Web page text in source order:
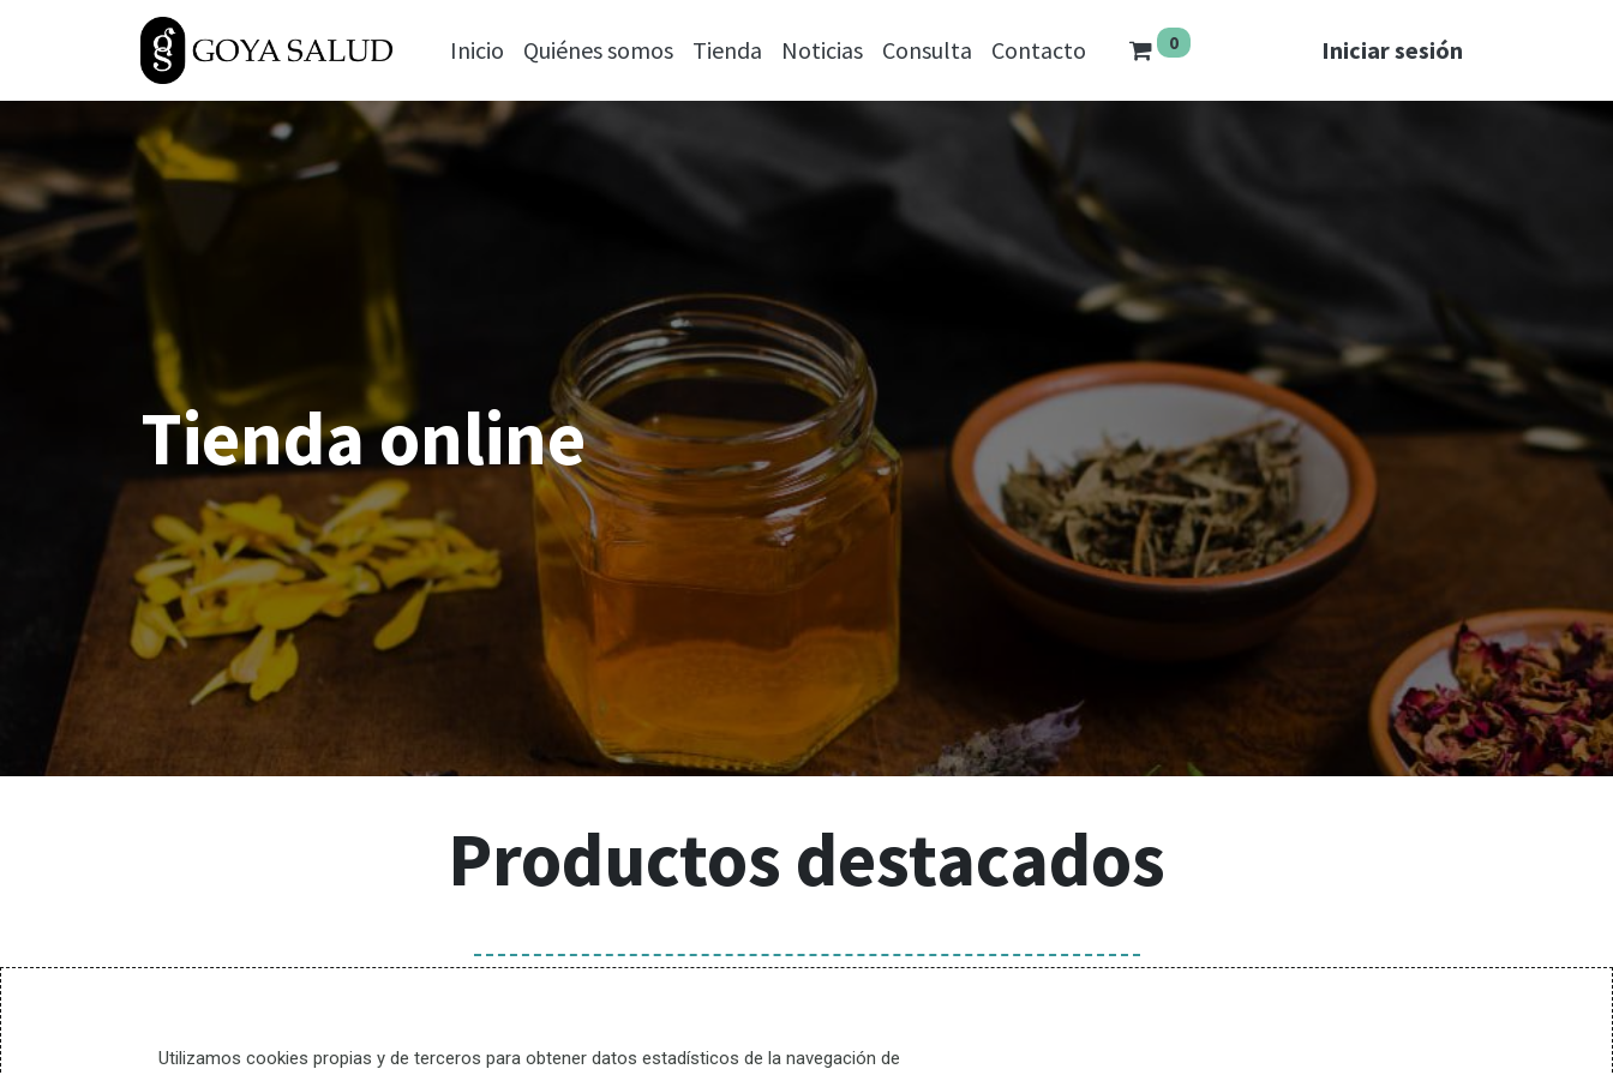
Utilizamos cookies propias y de terceros para obtener datos estadísticos de la navegación de
Inicio Quiénes somos Tienda Noticias Consulta Contacto 0 Iniciar sesión
Tienda online
Productos destacados
¡Ven a conocernos!
C/ Goya, 5
48902 Barakaldo
Lunes a Viernes 9.30 a 13.30 y de 16.30 a 19.30. Sábados
cerrado
+34-602254994 +34-944373740